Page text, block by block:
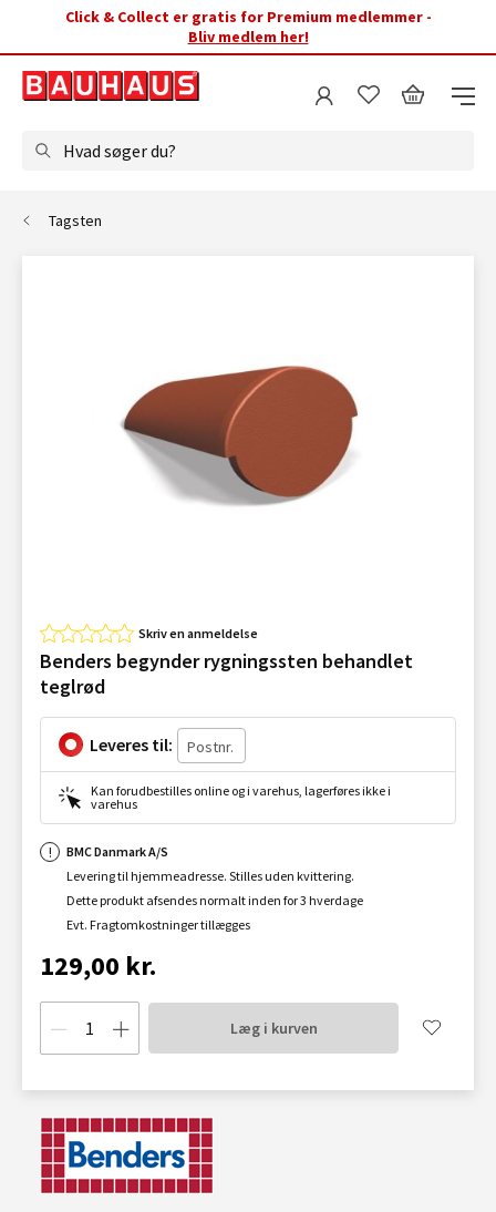
Click & Collect er gratis for Premium medlemmer -
Bliv medlem her!
Hvad søger du?
Tagsten
Skriv en anmeldelse
Benders begynder rygningssten behandlet
teglrød
Leveres til:
Kan forudbestilles online og i varehus, lagerføres ikke i
varehus
BMC Danmark A/S
Levering til hjemmeadresse. Stilles uden kvittering.
Dette produkt afsendes normalt inden for 3 hverdage
Evt. Fragtomkostninger tillægges
129,00 kr.
Læg i kurven